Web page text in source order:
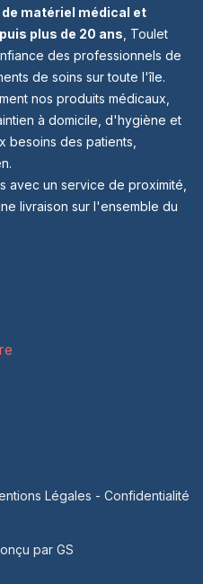
matériel médical et
plus de 20 ans , Toulet
des professionnels de
de soins sur toute l'île.
nos produits médicaux,
à domicile, d'hygiène et
des patients,
avec un service de proximité,
livraison sur l'ensemble du
Légales - Confidentialité
par GS